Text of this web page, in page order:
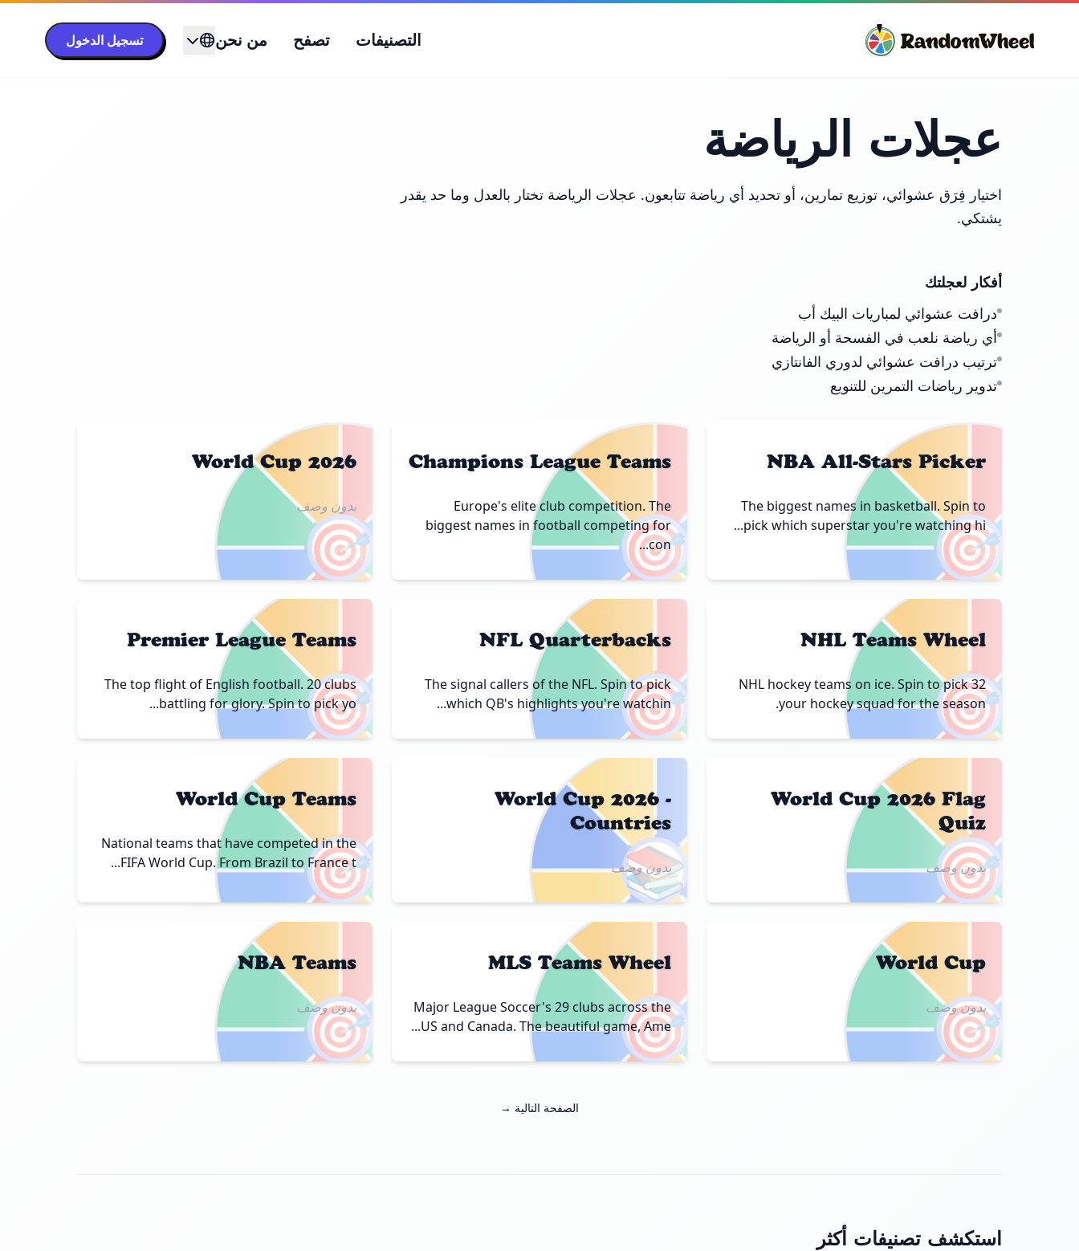
التصنيفات تصفح من نحن تسجيل الدخول
عجلات الرياضة
اختيار فِرَق عشوائي، توزيع تمارين، أو تحديد أي رياضة تتابعون. عجلات الرياضة تختار بالعدل وما حد يقدر
يشتكي.
أفكار لعجلتك
درافت عشوائي لمباريات البيك أب
أي رياضة نلعب في الفسحة أو الرياضة
ترتيب درافت عشوائي لدوري الفانتازي
تدوير رياضات التمرين للتنويع
🎯
NBA All-Stars Picker
The biggest names in basketball. Spin to
pick which superstar you're watching hi...
🎯
Champions League Teams
Europe's elite club competition. The
biggest names in football competing for
con...
🎯
World Cup 2026
بدون وصف
🎯
NHL Teams Wheel
32 NHL hockey teams on ice. Spin to pick
your hockey squad for the season.
🎯
NFL Quarterbacks
The signal callers of the NFL. Spin to pick
which QB's highlights you're watchin...
🎯
Premier League Teams
The top flight of English football. 20 clubs
battling for glory. Spin to pick yo...
🎯
World Cup 2026 Flag
Quiz
بدون وصف 📚
World Cup 2026 -
Countries
بدون وصف 🎯
World Cup Teams
National teams that have competed in the
FIFA World Cup. From Brazil to France t...
🎯
World Cup
بدون وصف 🎯
MLS Teams Wheel
Major League Soccer's 29 clubs across the
US and Canada. The beautiful game, Ame...
🎯
NBA Teams
بدون وصف
الصفحة التالية →
استكشف تصنيفات أكثر